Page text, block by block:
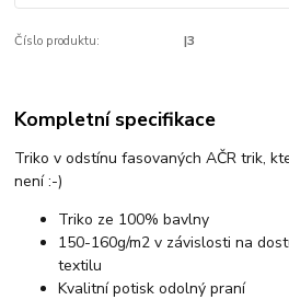
Číslo produktu: |3
Kompletní specifikace
Triko v odstínu fasovaných AČR trik,
není :-)
Triko ze 100% bavlny
150-160g/m2 v závislosti na
textilu
Kvalitní potisk odolný praní